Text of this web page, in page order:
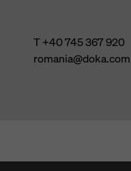
T+40 745 367 920
romania@doka.com